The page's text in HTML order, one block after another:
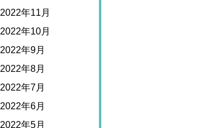
2022年11月
2022年10月
2022年9月
2022年8月
2022年7月
2022年6月
2022年5月